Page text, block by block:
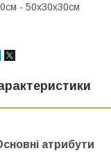
- 50х30х30см
атрибути